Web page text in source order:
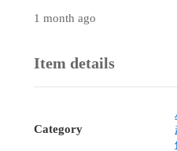
⭐️ウォールポケット +800
→ 色：ブルー、イエロ
※箱に収まらないので、
承くださいませ
1 month ago
Item details
Category